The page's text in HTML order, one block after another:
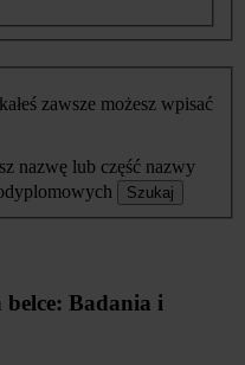
zawsze możesz wpisać
nazwę lub część nazwy
Szukaj
Badania i